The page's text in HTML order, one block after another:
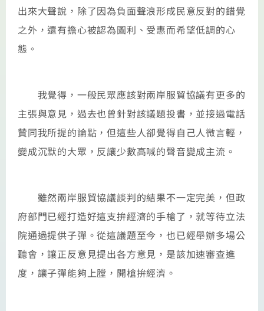
出來大聲說，除了因為負面聲浪形成民意反對的錯覺
之外，還有擔心被認為圖利、受惠而希望低調的心
態。
我覺得，一般民眾應該對兩岸服貿協議有更多的
主張與意見，過去也曾針對該議題投書，並接過電話
贊同我所提的論點，但這些人卻覺得自己人微言輕，
變成沉默的大眾，反讓少數高喊的聲音變成主流。
雖然兩岸服貿協議談判的結果不一定完美，但政
府部門已經打造好這支拚經濟的手槍了，就等待立法
院通過提供子彈。從這議題至今，也已經舉辦多場公
聽會，讓正反意見提出各方意見，是該加速審查進
度，讓子彈能夠上膛，開槍拚經濟。